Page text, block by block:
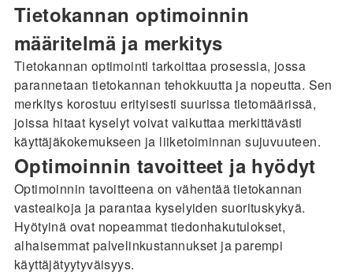
Tietokannan optimoinnin
määritelmä ja merkitys
Tietokannan optimointi tarkoittaa prosessia, jossa
parannetaan tietokannan tehokkuutta ja nopeutta. Sen
merkitys korostuu erityisesti suurissa tietomäärissä,
joissa hitaat kyselyt voivat vaikuttaa merkittävästi
käyttäjäkokemukseen ja liiketoiminnan sujuvuuteen.
Optimoinnin tavoitteet ja hyödyt
Optimoinnin tavoitteena on vähentää tietokannan
vasteaikoja ja parantaa kyselyiden suorituskykyä.
Hyötyinä ovat nopeammat tiedonhakutulokset,
alhaisemmat palvelinkustannukset ja parempi
käyttäjätyytyväisyys.